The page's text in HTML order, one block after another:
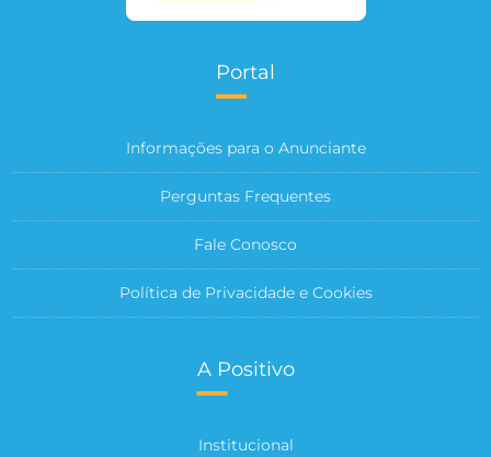
Portal
Informações para o Anunciante
Perguntas Frequentes
Fale Conosco
Política de Privacidade e Cookies
A Positivo
Institucional